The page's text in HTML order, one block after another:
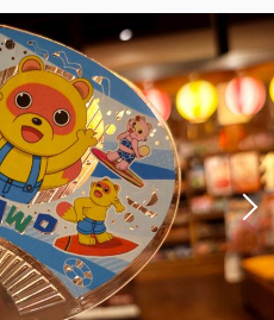
大人2名1室
税・手数料込
合計 56,000
＋6畳＋広縁）
Wi-Fiあり（無料）